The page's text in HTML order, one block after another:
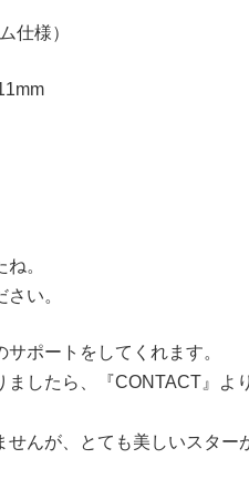
仕様）
。
い。
ポートをしてくれます。
したら、『CONTACT』よ
んが、とても美しいスター